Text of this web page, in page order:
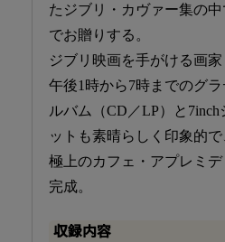
たジブリ・カヴァー集の
でお贈りする。
ジブリ映画を手がける画
午後1時から7時までのグ
ルバム（CD／LP）と
ットも素晴らしく印象的
極上のカフェ・アプレミ
完成。
収録内容